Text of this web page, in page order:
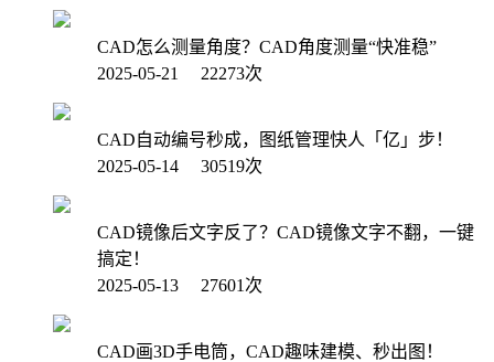
CAD怎么测量角度？CAD角度测量“快准稳”
2025-05-21 22273次
CAD自动编号秒成，图纸管理快人「亿」步！
2025-05-14 30519次
CAD镜像后文字反了？CAD镜像文字不翻，一键
搞定！
2025-05-13 27601次
CAD画3D手电筒，CAD趣味建模、秒出图！